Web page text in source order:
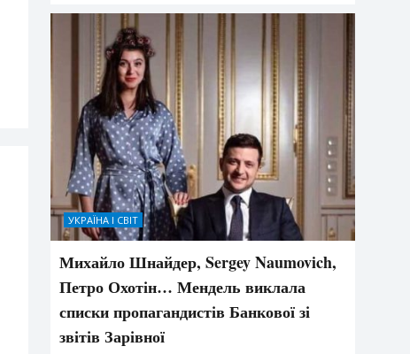
УКРАЇНА І СВІТ
Михайло Шнайдер, Sergey Naumovich,
Петро Охотін… Мендель виклала
списки пропагандистів Банкової зі
звітів Зарівної